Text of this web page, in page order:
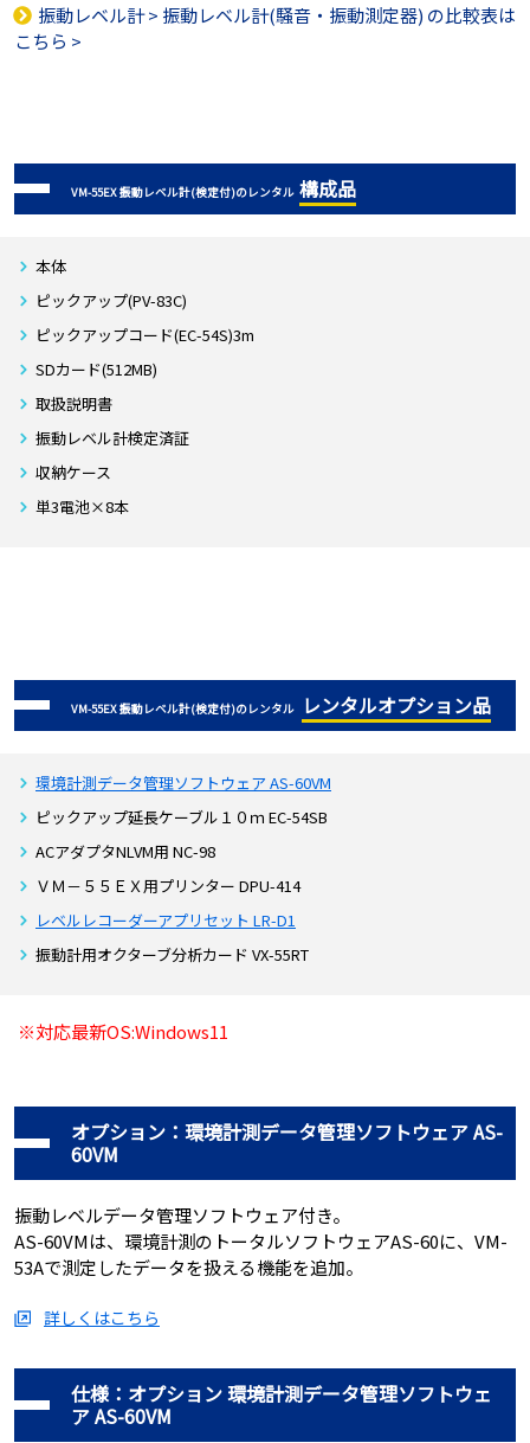
振動レベル計> 振動レベル計(騒音・振動測定器) の比較表は
こちら >
VM-55EX 振動レベル計(検定付)のレンタル 構成品
本体
ピックアップ(PV-83C)
ピックアップコード(EC-54S)3m
SDカード(512MB)
取扱説明書
振動レベル計検定済証
収納ケース
単3電池×8本
VM-55EX 振動レベル計(検定付)のレンタル レンタルオプション品
環境計測データ管理ソフトウェア AS-60VM
ピックアップ延長ケーブル１０ｍ EC-54SB
ACアダプタNLVM用 NC-98
ＶＭ－５５ＥＸ用プリンター DPU-414
レベルレコーダーアプリセット LR-D1
振動計用オクターブ分析カード VX-55RT
※対応最新OS:Windows11
オプション：環境計測データ管理ソフトウェア AS-
60VM
振動レベルデータ管理ソフトウェア付き。
AS-60VMは、環境計測のトータルソフトウェアAS-60に、VM-
53Aで測定したデータを扱える機能を追加。
詳しくはこちら
仕様：オプション 環境計測データ管理ソフトウェ
ア AS-60VM